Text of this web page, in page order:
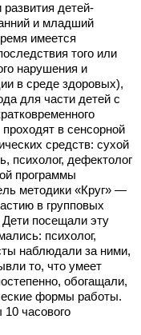
детей-
и младший
имеется
того или
нарушения и
в среде здоровых),
для части детей с
в сенсорной
средств: сухой
психолог, дефектолог
программы
методики «Круг» —
в групповых
посещали эту
психолог,
наблюдали за ними,
то, что умеет
обогащали,
формы работы.
10 часового